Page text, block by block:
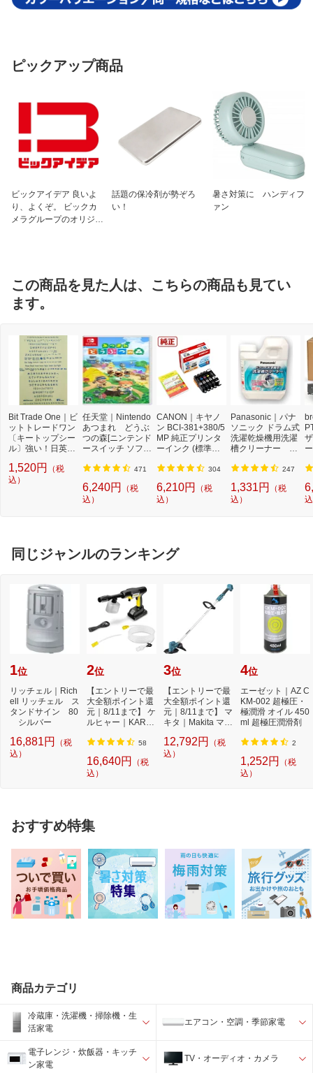
ピックアップ商品
ビックアイデア 良いよ
り、よくぞ。 ビックカ
メラグループのオリジナ
話題の保冷剤が勢ぞろ
い！
暑さ対策に ハンディフ
ァン
この商品を見た人は、こちらの商品も見てい
ます。
Bit Trade One｜ビ
ットトレードワン
〔キートップシー
ル〕強い！日英対
プシールセット ブ
ルー DYKTSBL
1,520円
（税
込）
任天堂｜Nintendo
あつまれ どうぶ
つの森[ニンテンド
ースイッチ ソフ
471
6,240円
（税
込）
CANON｜キヤノ
ン BCI-381+380/5
MP 純正プリンタ
ーインク (標準容
3813805MP] 304
6,210円
（税
込）
Panasonic｜パナ
ソニック ドラム式
洗濯乾燥機用洗濯
槽クリーナー N-
機 洗浄 洗剤 750m
l NW2]【rb_pcp】
247
1,331円
（税
込）
T
同じジャンルのランキング
1位
リッチェル｜Rich
ell リッチェル ス
タンドサイン 80
シルバー
16,881円
（税
込）
2位
【エントリーで最
大全額ポイント還
元｜8/11まで】 ケ
ルヒャー｜KARC
圧...
58
16,640円
（税
込）
3位
【エントリーで最
大全額ポイント還
元｜8/11まで】 マ
キタ｜Makita マキ
12,792円
（税
込）
4位
エーゼット｜AZ C
KM-002 超極圧・
極潤滑 オイル 450
ml 超極圧潤滑剤
2
1,252円
（税
込）
おすすめ特集
商品カテゴリ
冷蔵庫・洗濯機・掃除機・生
活家電
エアコン・空調・季節家電
電子レンジ・炊飯器・キッチ
ン家電
TV・オーディオ・カメラ